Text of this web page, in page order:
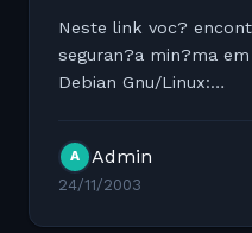
Neste link voc?
seguran?a min?ma
Debian Gnu/Linux:
A Admin
24/11/2003